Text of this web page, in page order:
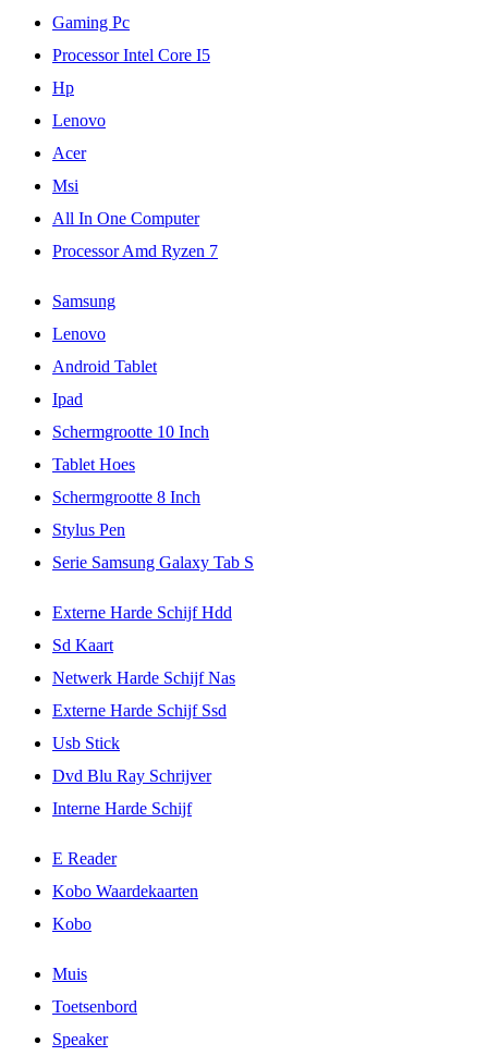
Gaming Pc
Processor Intel Core I5
Hp
Lenovo
Acer
Msi
All In One Computer
Processor Amd Ryzen 7
Samsung
Lenovo
Android Tablet
Ipad
Schermgrootte 10 Inch
Tablet Hoes
Schermgrootte 8 Inch
Stylus Pen
Serie Samsung Galaxy Tab S
Externe Harde Schijf Hdd
Sd Kaart
Netwerk Harde Schijf Nas
Externe Harde Schijf Ssd
Usb Stick
Dvd Blu Ray Schrijver
Interne Harde Schijf
E Reader
Kobo Waardekaarten
Kobo
Muis
Toetsenbord
Speaker